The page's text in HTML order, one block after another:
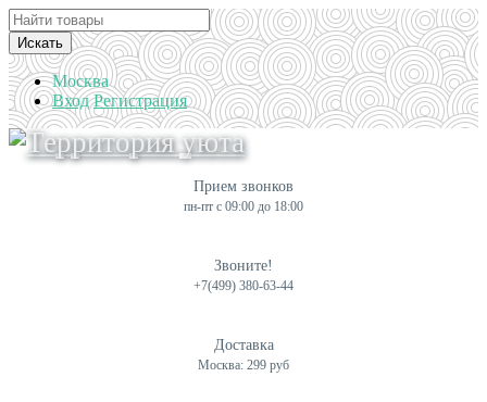
Искать
Москва
Вход Регистрация
Прием звонков
пн-пт с 09:00 до 18:00
Звоните!
+7(499) 380-63-44
Доставка
Москва: 299 руб